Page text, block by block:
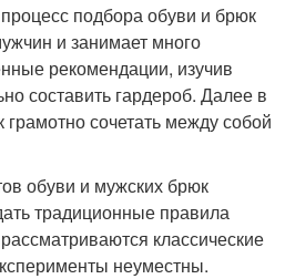
подбора обуви и брюк
и занимает много
рекомендации, изучив
составить гардероб. Далее в
грамотно сочетать между собой
обуви и мужских брюк
традиционные правила
классические
неуместны.